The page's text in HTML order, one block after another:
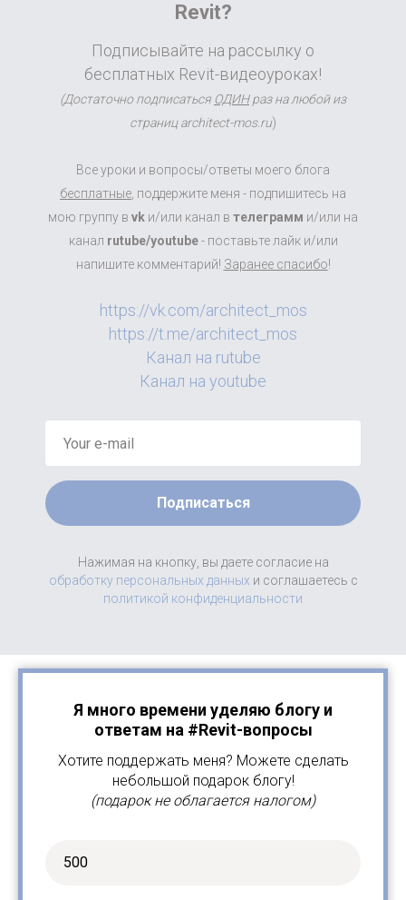
Revit?
Подписывайте на рассылку о
бесплатных Revit-видеоуроках!
(Достаточно подписаться ОДИНраз на любой из
страниц architect-mos.ru)
Все уроки и вопросы/ответы моего блога
бесплатные , поддержите меня - подпишитесь на
мою группу в vk и/или канал в телеграмм и/или на
канал rutube/youtube- поставьте лайк и/или
напишите комментарий! Заранее спасибо!
https://vk.com/architect_mos
https://t.me/architect_mos
Канал на rutube
Канал на youtube
Подписаться
Нажимая на кнопку, вы даете согласие на
обработку персональных данных и соглашаетесь c
политикой конфиденциальности
Я много времени уделяю блогу и
ответам на #Revit-вопросы
Хотите поддержать меня? Можете сделать
небольшой подарок блогу!
(подарок не облагается налогом)